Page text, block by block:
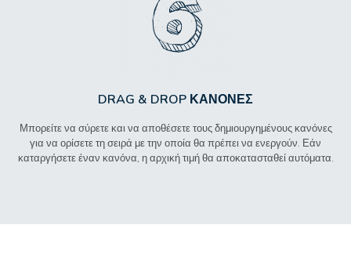
DRAG & DROP ΚΑΝΌΝΕΣ
Μπορείτε να σύρετε και να αποθέσετε τους δημιουργημένους κανόνες
για να ορίσετε τη σειρά με την οποία θα πρέπει να ενεργούν. Εάν
καταργήσετε έναν κανόνα, η αρχική τιμή θα αποκατασταθεί αυτόματα.